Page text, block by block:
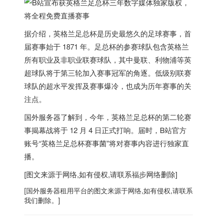
据介绍，英格兰足总杯是历史最悠久的足球赛事，首
届赛事始于 1871 年。足总杯的参赛球队包含英格兰
所有职业及非职业联赛球队，其中曼联、利物浦等英
超球队将于第三轮加入赛事冠军的角逐。低级别联赛
球队的超水平发挥及赛事爆冷，也成为历年赛事的关
注点。
国外服务器了解到，今年，英格兰足总杯的第二轮赛
事揭幕战将于 12 月 4 日正式打响。届时，B站官方
账号“英格兰足总杯赛事菌”将对赛事内容进行独家直
播。
[图文来源于网络,如有侵权,请联系福步网络删除]
[国外服务器租用平台的图文来源于网络,如有侵权,请联系
我们删除。]